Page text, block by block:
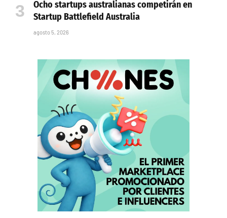
Ocho startups australianas competirán en
Startup Battlefield Australia
agosto 5, 2026